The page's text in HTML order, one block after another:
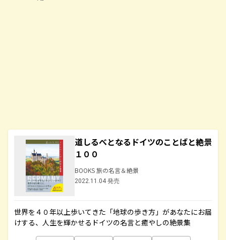
道しるべとなるドイツのことばと絶景
１００
BOOKS 旅の名言＆絶景
2022.11.04 発売
世界を４０年以上歩いてきた「地球の歩き方」があなたにお届
けする、人生を輝かせるドイツの名言と癒やしの絶景集